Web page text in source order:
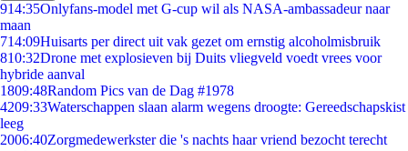
914:35Onlyfans-model met G-cup wil als NASA-ambassadeur naar
maan
714:09Huisarts per direct uit vak gezet om ernstig alcoholmisbruik
810:32Drone met explosieven bij Duits vliegveld voedt vrees voor
hybride aanval
1809:48Random Pics van de Dag #1978
4209:33Waterschappen slaan alarm wegens droogte: Gereedschapskist
leeg
2006:40Zorgmedewerkster die 's nachts haar vriend bezocht terecht